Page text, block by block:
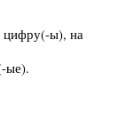
цифру(-ы), на
ые).